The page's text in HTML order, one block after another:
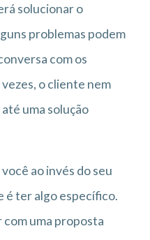
solucionar o
problemas podem
com os
o cliente nem
uma solução
ao invés do seu
ter algo específico.
uma proposta